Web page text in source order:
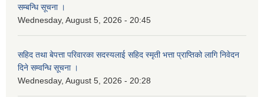
सम्बन्धि सूचना ।
Wednesday, August 5, 2026 - 20:45
सहिद तथा बेपत्ता परिवारका सदस्यलाई सहिद स्मृती भत्ता प्राप्तिको लागि निवेदन
दिने सम्वन्धि सूचना ।
Wednesday, August 5, 2026 - 20:28